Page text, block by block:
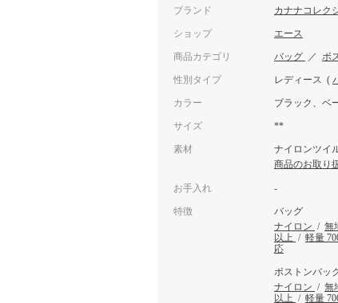
ブランド カナナコレク
ショップ エース
商品カテゴリ バッグ ／ ボ
性別タイプ レディース (
カラー ブラック、ベ
サイズ **
素材
ナイロンツイ
商品のお取り
お手入れ -
特徴
バッグ
ナイロン / 無
以上 / 軽量
応
ボストンバッ
ナイロン / 無
以上 / 軽量